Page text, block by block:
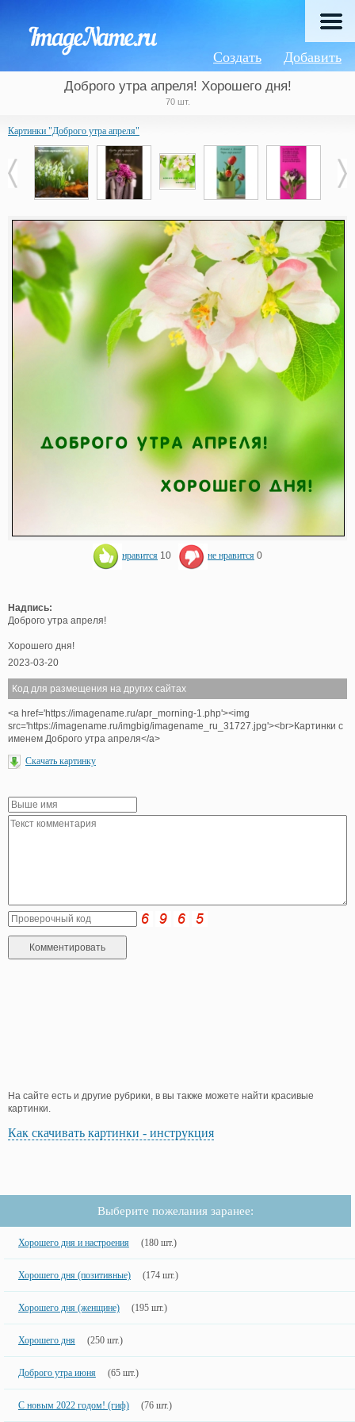
Добавить
Создать
Доброго утра апреля! Хорошего дня!
70 шт.
Картинки "Доброго утра апреля"
нравится 10 не нравится 0
Надпись:
Доброго утра апреля!
Хорошего дня!
2023-03-20
Код для размещения на других сайтах
<a href='https://imagename.ru/apr_morning-1.php'><img
src='https://imagename.ru/imgbig/imagename_ru_31727.jpg'><br>Картинки с
именем Доброго утра апреля</a>
Скачать картинку
На сайте есть и другие рубрики, в вы также можете найти красивые
картинки.
Как скачивать картинки - инструкция
Выберите пожелания заранее:
Хорошего дня и настроения (180 шт.)
Хорошего дня (позитивные) (174 шт.)
Хорошего дня (женщине) (195 шт.)
Хорошего дня (250 шт.)
Доброго утра июня (65 шт.)
С новым 2022 годом! (гиф) (76 шт.)